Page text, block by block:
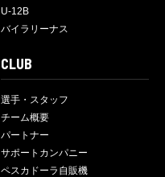
U-12B
バイラリーナス
CLUB
選手・スタッフ
チーム概要
パートナー
サポートカンパニー
ペスカドーラ自販機